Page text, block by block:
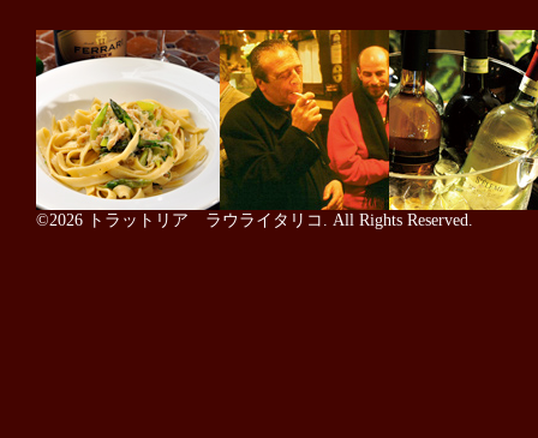
©2026 トラットリア ラウライタリコ . All Rights Reserved.